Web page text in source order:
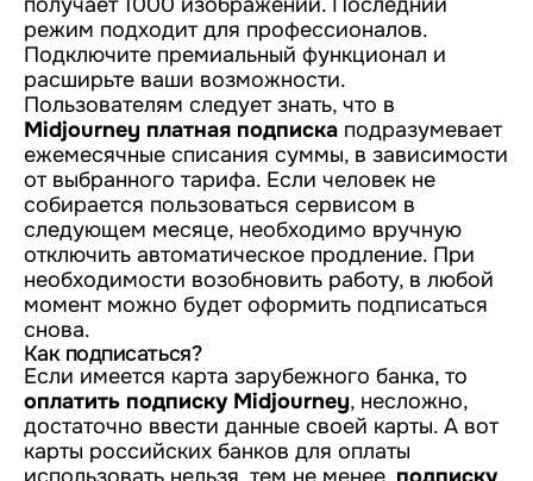
режим подходит для профессионалов.
Подключите премиальный функционал и
расширьте ваши возможности.
Пользователям следует знать, что в
Midjourney платная подписка подразумевает
ежемесячные списания суммы, в зависимости
от выбранного тарифа. Если человек не
собирается пользоваться сервисом в
следующем месяце, необходимо вручную
отключить автоматическое продление. При
необходимости возобновить работу, в любой
момент можно будет оформить подписаться
снова.
Как подписаться?
Если имеется карта зарубежного банка, то
оплатить подписку Midjourney, несложно,
достаточно ввести данные своей карты. А вот
карты российских банков для оплаты